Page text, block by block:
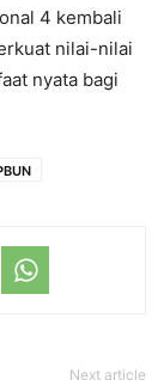
4 kembali
nilai-nilai
nyata bagi
Next article